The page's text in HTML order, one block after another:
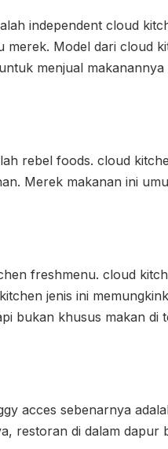
independent cloud
merek. Model dari cloud
menjual makanannya
rebel foods. cloud
Merek makanan ini
freshmenu. cloud
jenis ini
bukan khusus makan di
acces sebenarnya
restoran di dalam dapur